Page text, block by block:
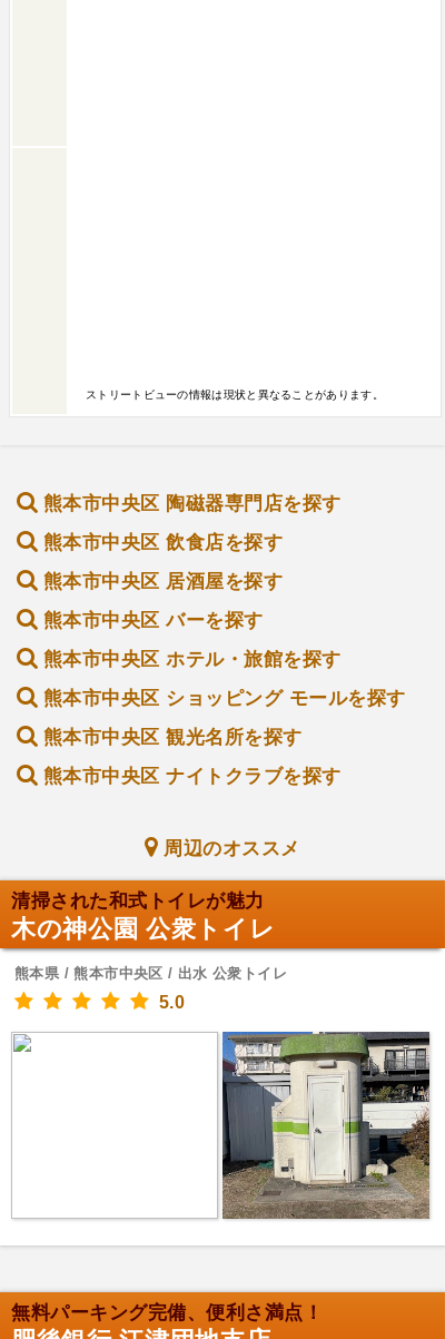
ストリートビューの情報は現状と異なることがあります。
熊本市中央区 陶磁器専門店を探す
熊本市中央区 飲食店を探す
熊本市中央区 居酒屋を探す
熊本市中央区 バーを探す
熊本市中央区 ホテル・旅館を探す
熊本市中央区 ショッピング モールを探す
熊本市中央区 観光名所を探す
熊本市中央区 ナイトクラブを探す
周辺のオススメ
清掃された和式トイレが魅力
木の神公園 公衆トイレ
熊本県 / 熊本市中央区 / 出水 公衆トイレ
5.0
無料パーキング完備、便利さ満点！